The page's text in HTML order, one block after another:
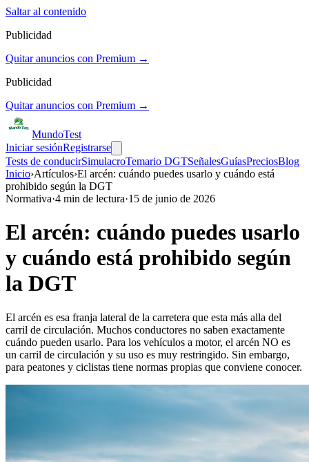
Saltar al contenido
Publicidad
Quitar anuncios con Premium →
Publicidad
Quitar anuncios con Premium →
MundoTest
Iniciar sesiónRegistrarse
Tests de conducirSimulacroTemario DGTSeñalesGuíasPreciosBlog
Inicio›Artículos›El arcén: cuándo puedes usarlo y cuándo está
prohibido según la DGT
Normativa·4 min de lectura·15 de junio de 2026
El arcén: cuándo puedes usarlo
y cuándo está prohibido según
la DGT
El arcén es esa franja lateral de la carretera que esta más alla del
carril de circulación. Muchos conductores no saben exactamente
cuándo pueden usarlo. Para los vehículos a motor, el arcén NO es
un carril de circulación y su uso es muy restringido. Sin embargo,
para peatones y ciclistas tiene normas propias que conviene conocer.